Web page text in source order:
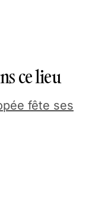
ce lieu
fête ses